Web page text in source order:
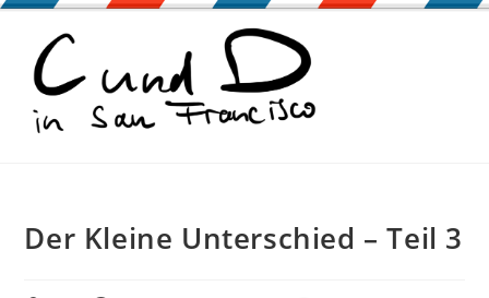
Zum
springen
Der Kleine Unterschied – Teil 3